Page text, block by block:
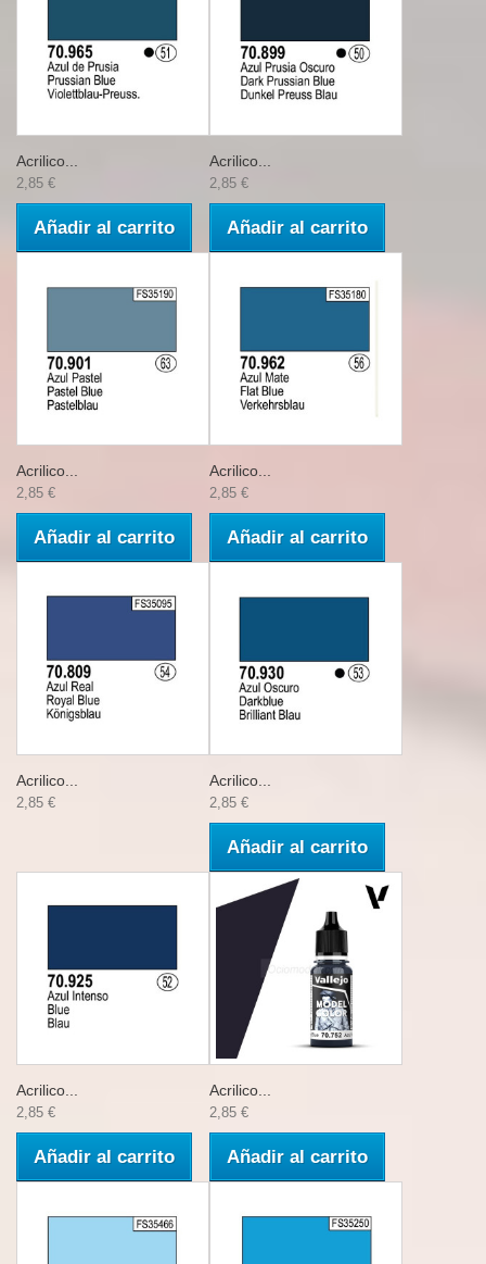
Acrilico...
2,85 €
Añadir al carrito
Acrilico...
2,85 €
Añadir al carrito
Acrilico...
2,85 €
Añadir al carrito
Acrilico...
2,85 €
Añadir al carrito
Acrilico...
2,85 €
Acrilico...
2,85 €
Añadir al carrito
Acrilico...
2,85 €
Añadir al carrito
Acrilico...
2,85 €
Añadir al carrito